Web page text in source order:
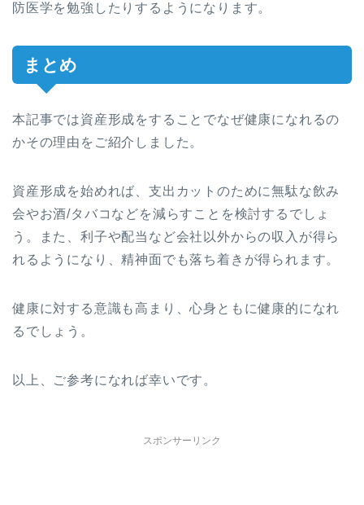
防医学を勉強したりするようになります。
まとめ
本記事では資産形成をすることでなぜ健康になれるの
かその理由をご紹介しました。
資産形成を始めれば、支出カットのために無駄な飲み
会やお酒/タバコなどを減らすことを検討するでしょ
う。また、利子や配当など会社以外からの収入が得ら
れるようになり、精神面でも落ち着きが得られます。
健康に対する意識も高まり、心身ともに健康的になれ
るでしょう。
以上、ご参考になれば幸いです。
スポンサーリンク